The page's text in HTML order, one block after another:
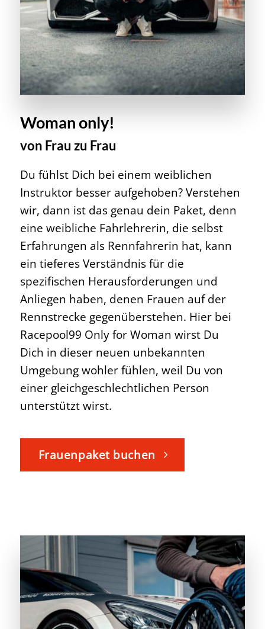
Woman only!
von Frau zu Frau
Du fühlst Dich bei einem weiblichen
Instruktor besser aufgehoben? Verstehen
wir, dann ist das genau dein Paket, denn
eine weibliche Fahrlehrerin, die selbst
Erfahrungen als Rennfahrerin hat, kann
ein tieferes Verständnis für die
spezifischen Herausforderungen und
Anliegen haben, denen Frauen auf der
Rennstrecke gegenüberstehen. Hier bei
Racepool99 Only for Woman wirst Du
Dich in dieser neuen unbekannten
Umgebung wohler fühlen, weil Du von
einer gleichgeschlechtlichen Person
unterstützt wirst.
Frauenpaket buchen